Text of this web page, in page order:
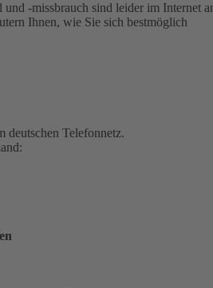
und -missbrauch sind leider im Internet
Ihnen, wie Sie sich bestmöglich
deutschen Telefonnetz.